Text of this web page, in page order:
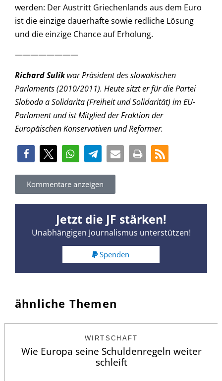
werden: Der Austritt Griechenlands aus dem Euro
ist die einzige dauerhafte sowie redliche Lösung
und die einzige Chance auf Erholung.
————————
Richard Sulíkwar Präsident des slowakischen
Parlaments (2010/2011). Heute sitzt er für die Partei
Sloboda a Solidarita (Freiheit und Solidarität) im EU-
Parlament und ist Mitglied der Fraktion der
Europäischen Konservativen und Reformer.
Kommentare anzeigen
Jetzt die JF stärken!
Unabhängigen Journalismus unterstützen!
Spenden
ähnliche Themen
WIRTSCHAFT
Wie Europa seine Schuldenregeln weiter
schleift